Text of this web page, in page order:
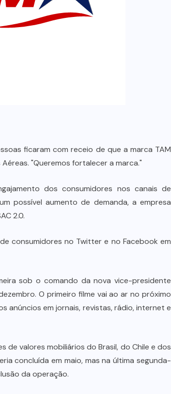
ficaram com receio de que a marca TAM
"Queremos fortalecer a marca."
dos consumidores nos canais de
possível aumento de demanda, a empresa
2.0.
consumidores no Twitter e no Facebook em
sob o comando da nova vice-presidente
O primeiro filme vai ao ar no próximo
anúncios em jornais, revistas, rádio, internet e
de valores mobiliários do Brasil, do Chile e dos
concluída em maio, mas na última segunda-
da operação.
MDB implode chapa para
deputado federal e concentra
no Senado e na Assembleia